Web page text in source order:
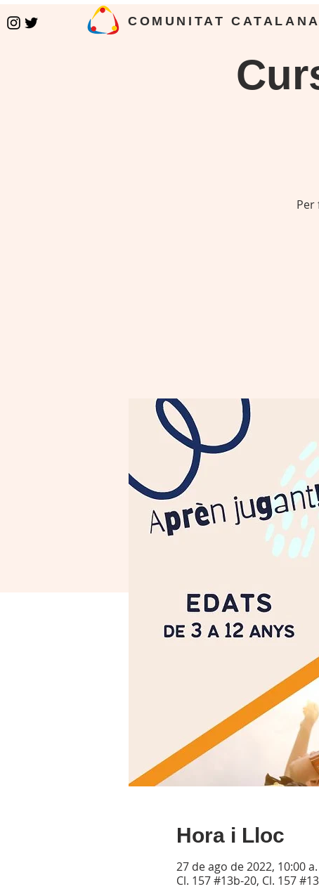
COMUNITAT
Per
Hora i Lloc
27 de ago de 2022, 10:00
Cl. 157 #13b-20, Cl. 157